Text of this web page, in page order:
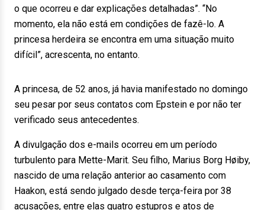
o que ocorreu e dar explicações detalhadas”. “No
momento, ela não está em condições de fazê-lo. A
princesa herdeira se encontra em uma situação muito
difícil”, acrescenta, no entanto.
A princesa, de 52 anos, já havia manifestado no domingo
seu pesar por seus contatos com Epstein e por não ter
verificado seus antecedentes.
A divulgação dos e-mails ocorreu em um período
turbulento para Mette-Marit. Seu filho, Marius Borg Høiby,
nascido de uma relação anterior ao casamento com
Haakon, está sendo julgado desde terça-feira por 38
acusações, entre elas quatro estupros e atos de